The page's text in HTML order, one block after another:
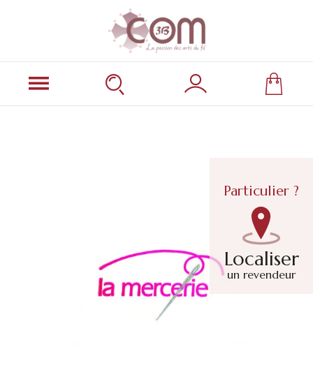
Particulier ?
Localiser
un revendeur